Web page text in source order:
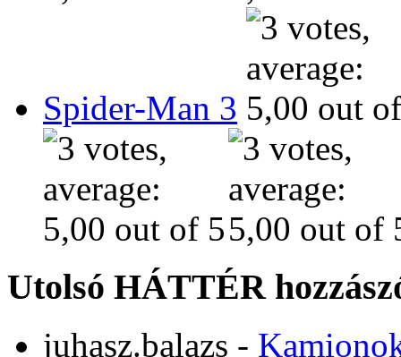
Spider-Man 3
Utolsó HÁTTÉR
juhasz.balazs -